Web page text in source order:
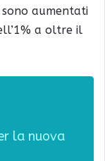
sono aumentati
a oltre il
la nuova